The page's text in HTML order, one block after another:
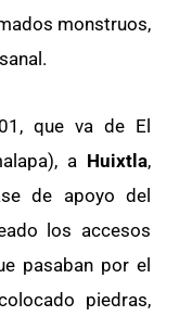
monstruos,
que va de El
a Huixtla,
de apoyo del
los accesos
pasaban por el
piedras,